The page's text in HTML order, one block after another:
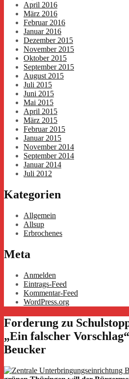
April 2016
März 2016
Februar 2016
Januar 2016
Dezember 2015
November 2015
Oktober 2015
September 2015
August 2015
Juli 2015
Juni 2015
Mai 2015
April 2015
März 2015
Februar 2015
Januar 2015
November 2014
September 2014
Januar 2014
Juli 2012
Kategorien
Allgemein
Allsup
Erbrochenes
Meta
Anmelden
Eintrags-Feed
Kommentar-Feed
WordPress.org
Forderung zu
„Ein falscher
Beucker